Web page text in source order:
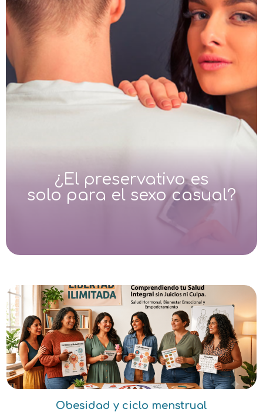
¿El preservativo es
solo para el sexo casual?
Obesidad y ciclo menstrual